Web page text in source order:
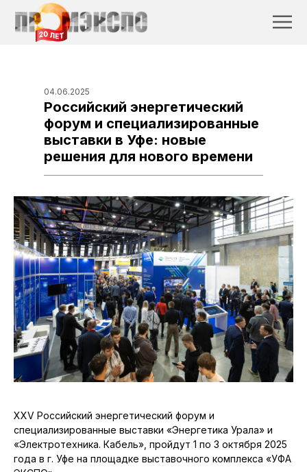
04.06.2025
Российский энергетический
форум и специализированные
выставки в Уфе: новые
решения для нового времени
XXV Российский энергетический форум и
специализированные выставки «Энергетика Урала» и
«Электротехника. Кабель», пройдут 1 по 3 октября 2025
года в г. Уфе на площадке выставочного комплекса «УФА